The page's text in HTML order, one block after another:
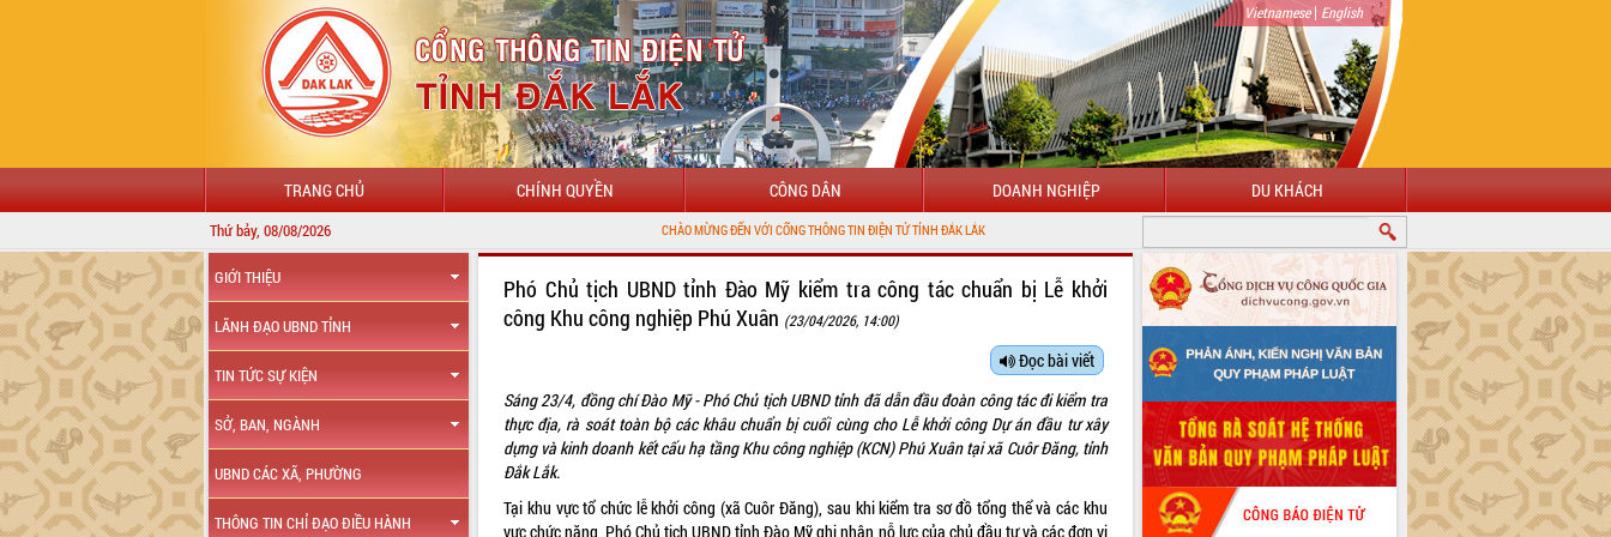
Vietnamese| English
TRANG CHỦ CHÍNH QUYỀN CÔNG DÂN DOANH NGHIỆP DU KHÁCH
Thứ bảy, 08/08/2026 CHÀO MỪNG ĐẾN VỚI CỔNG THÔNG TIN ĐIỆN TỬ TỈNH ĐẮK LẮK
GIỚI THIỆU
LÃNH ĐẠO UBND TỈNH
TIN TỨC SỰ KIỆN
SỞ, BAN, NGÀNH
UBND CÁC XÃ, PHƯỜNG
THÔNG TIN CHỈ ĐẠO ĐIỀU HÀNH
Phó Chủ tịch UBND tỉnh Đào Mỹ kiểm tra công tác chuẩn bị Lễ khởi
công Khu công nghiệp Phú Xuân (23/04/2026, 14:00)
Đọc bài viết
Sáng 23/4, đồng chí Đào Mỹ - Phó Chủ tịch UBND tỉnh đã dẫn đầu đoàn công tác đi kiểm tra
thực địa, rà soát toàn bộ các khâu chuẩn bị cuối cùng cho Lễ khởi công Dự án đầu tư xây
dựng và kinh doanh kết cấu hạ tầng Khu công nghiệp (KCN) Phú Xuân tại xã Cuôr Đăng, tỉnh
Đắk Lắk.
Tại khu vực tổ chức lễ khởi công (xã Cuôr Đăng), sau khi kiểm tra sơ đồ tổng thể và các khu
vực chức năng, Phó Chủ tịch UBND tỉnh Đào Mỹ ghi nhận nỗ lực của chủ đầu tư và các đơn vị